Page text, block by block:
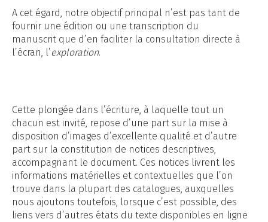
A cet égard, notre objectif principal n’est pas tant de
fournir une édition ou une transcription du
manuscrit que d’en faciliter la consultation directe à
l’écran, l’exploration.
Cette plongée dans l’écriture, à laquelle tout un
chacun est invité, repose d’une part sur la mise à
disposition d’images d’excellente qualité et d’autre
part sur la constitution de notices descriptives,
accompagnant le document. Ces notices livrent les
informations matérielles et contextuelles que l’on
trouve dans la plupart des catalogues, auxquelles
nous ajoutons toutefois, lorsque c’est possible, des
liens vers d’autres états du texte disponibles en ligne